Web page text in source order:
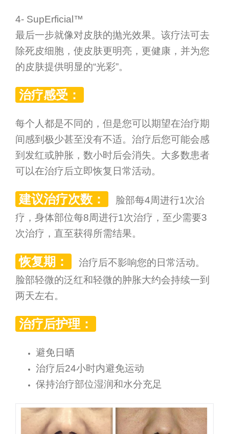
4- SupErficial™
最后一步就像对皮肤的抛光效果。该疗法可去
除死皮细胞，使皮肤更明亮，更健康，并为您
的皮肤提供明显的“光彩”。
治疗感受：
每个人都是不同的，但是您可以期望在治疗期
间感到极少甚至没有不适。治疗后您可能会感
到发红或肿胀，数小时后会消失。大多数患者
可以在治疗后立即恢复日常活动。
建议治疗次数：
脸部每4周进行1次治
疗，身体部位每8周进行1次治疗，至少需要3
次治疗，直至获得所需结果。
恢复期：
治疗后不影响您的日常活动。
脸部轻微的泛红和轻微的肿胀大约会持续一到
两天左右。
治疗后护理：
避免日晒
治疗后24小时内避免运动
保持治疗部位湿润和水分充足